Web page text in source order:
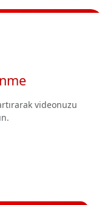
videonuzu